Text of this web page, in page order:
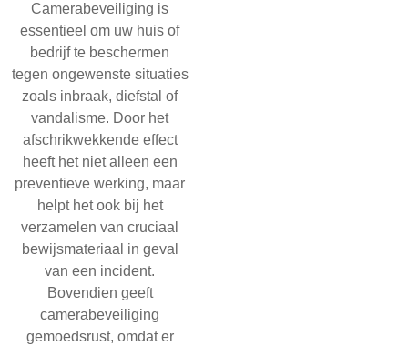
Camerabeveiliging is
essentieel om uw huis of
bedrijf te beschermen
tegen ongewenste situaties
zoals inbraak, diefstal of
vandalisme. Door het
afschrikwekkende effect
heeft het niet alleen een
preventieve werking, maar
helpt het ook bij het
verzamelen van cruciaal
bewijsmateriaal in geval
van een incident.
Bovendien geeft
camerabeveiliging
gemoedsrust, omdat er